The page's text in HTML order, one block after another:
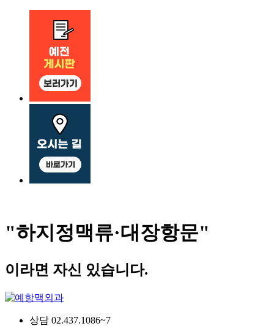
"하지정맥류·대장항문"
이라면 자신 있습니다.
상담 02.437.1086~7